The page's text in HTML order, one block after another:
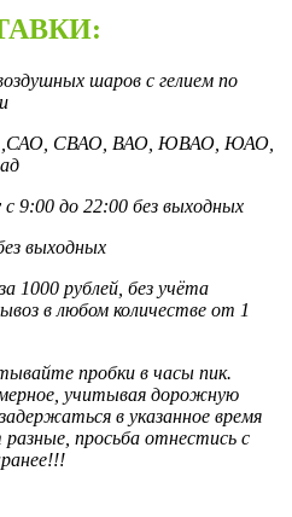
шаров с гелием по
,САО, СВАО, ВАО, ЮВАО, ЮАО,
9:00 до 22:00 без выходных
выходных
1000 рублей, без учёта
в любом количестве от 1
пробки в часы пик.
учитывая дорожную
в указанное время
просьба отнестись с